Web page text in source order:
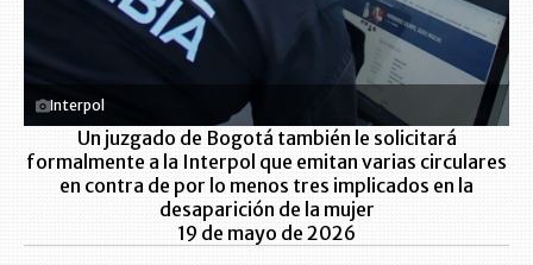
Interpol
Un juzgado de Bogotá también le solicitará
formalmente a la Interpol que emitan varias circulares
en contra de por lo menos tres implicados en la
desaparición de la mujer
19 de mayo de 2026